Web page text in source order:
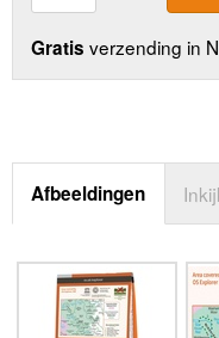
Gratis verzending in
Afbeeldingen